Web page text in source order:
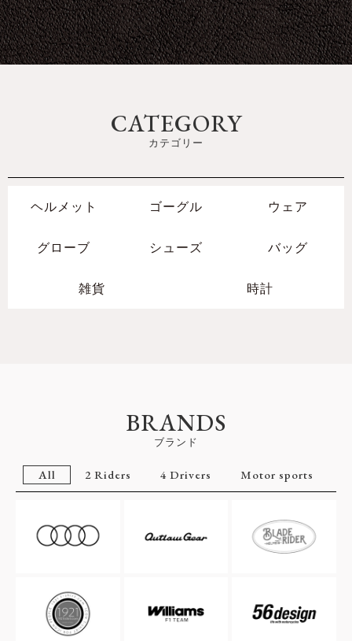
CATEGORY
カテゴリー
ヘルメット ゴーグル ウェア
グローブ シューズ バッグ
雑貨 時計
BRANDS
ブランド
All 2 Riders 4 Drivers Motor sports